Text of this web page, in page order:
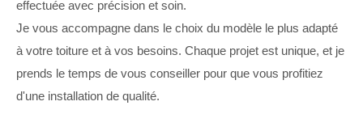
effectuée avec précision et soin.
Je vous accompagne dans le choix du modèle le plus adapté
à votre toiture et à vos besoins. Chaque projet est unique, et je
prends le temps de vous conseiller pour que vous profitiez
d'une installation de qualité.